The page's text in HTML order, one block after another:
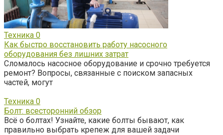
Техника 0
Как быстро восстановить работу насосного
оборудования без лишних затрат
Сломалось насосное оборудование и срочно требуется
ремонт? Вопросы, связанные с поиском запасных
частей, могут
Техника 0
Болт: всесторонний обзор
Всё о болтах! Узнайте, какие болты бывают, как
правильно выбрать крепеж для вашей задачи